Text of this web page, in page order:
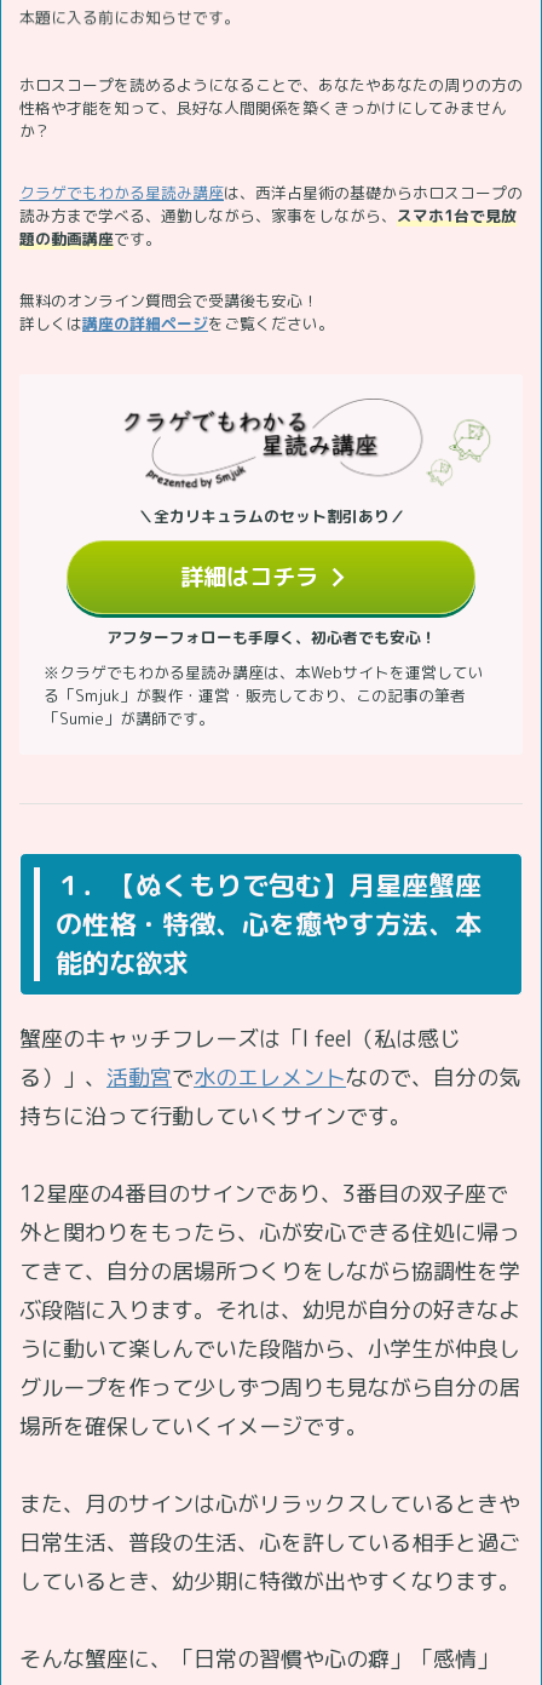
本題に入る前にお知らせです。
ホロスコープを読めるようになることで、あなたやあなたの周りの方の
性格や才能を知って、良好な人間関係を築くきっかけにしてみません
か？
クラゲでもわかる星読み講座は、西洋占星術の基礎からホロスコープの
読み方まで学べる、通勤しながら、家事をしながら、 スマホ1台で見放
題の動画講座です。
無料のオンライン質問会で受講後も安心！
詳しくは講座の詳細ページをご覧ください。
＼全カリキュラムのセット割引あり／
詳細はコチラ
アフターフォローも手厚く、初心者でも安心！
※クラゲでもわかる星読み講座は、本Webサイトを運営してい
る「Smjuk」が製作・運営・販売しており、この記事の筆者
「Sumie」が講師です。
１．【ぬくもりで包む】月星座蟹座
の性格・特徴、心を癒やす方法、本
能的な欲求
蟹座のキャッチフレーズは「I feel（私は感じ
る）」、 活動宮で水のエレメントなので、自分の気
持ちに沿って行動していくサインです。
12星座の4番目のサインであり、3番目の双子座で
外と関わりをもったら、心が安心できる住処に帰っ
てきて、自分の居場所つくりをしながら協調性を学
ぶ段階に入ります。それは、幼児が自分の好きなよ
うに動いて楽しんでいた段階から、小学生が仲良し
グループを作って少しずつ周りも見ながら自分の居
場所を確保していくイメージです。
また、月のサインは心がリラックスしているときや
日常生活、普段の生活、心を許している相手と過ご
しているとき、幼少期に特徴が出やすくなります。
そんな蟹座に、「日常の習慣や心の癖」「感情」